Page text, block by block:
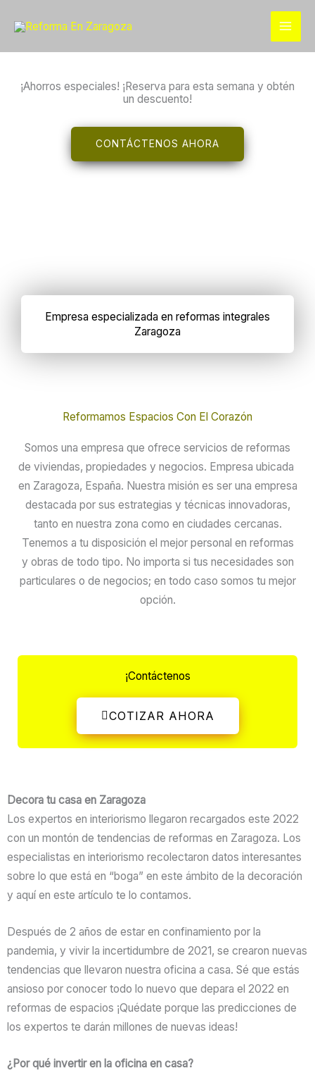
¡Ahorros especiales! ¡Reserva para esta semana y obtén
un descuento!
CONTÁCTENOS AHORA
Empresa especializada en reformas integrales
Zaragoza
Reformamos Espacios Con El Corazón
Somos una empresa que ofrece servicios de reformas
de viviendas, propiedades y negocios. Empresa ubicada
en Zaragoza, España. Nuestra misión es ser una empresa
destacada por sus estrategias y técnicas innovadoras,
tanto en nuestra zona como en ciudades cercanas.
Tenemos a tu disposición el mejor personal en reformas
y obras de todo tipo. No importa si tus necesidades son
particulares o de negocios; en todo caso somos tu mejor
opción.
¡Contáctenos
COTIZAR AHORA
Decora tu casa en Zaragoza
Los expertos en interiorismo llegaron recargados este 2022
con un montón de tendencias de reformas en Zaragoza. Los
especialistas en interiorismo recolectaron datos interesantes
sobre lo que está en “boga” en este ámbito de la decoración
y aquí en este artículo te lo contamos.
Después de 2 años de estar en confinamiento por la
pandemia, y vivir la incertidumbre de 2021, se crearon nuevas
tendencias que llevaron nuestra oficina a casa. Sé que estás
ansioso por conocer todo lo nuevo que depara el 2022 en
reformas de espacios ¡Quédate porque las predicciones de
los expertos te darán millones de nuevas ideas!
¿Por qué invertir en la oficina en casa?